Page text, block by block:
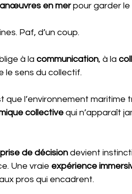
en mer pour garder le
Paf, d’un coup.
à la communication, à la
le sens du collectif.
que l’environnement maritime
collective qui n’apparaît
prise de décision devient
Une vraie expérience
pros qui encadrent.